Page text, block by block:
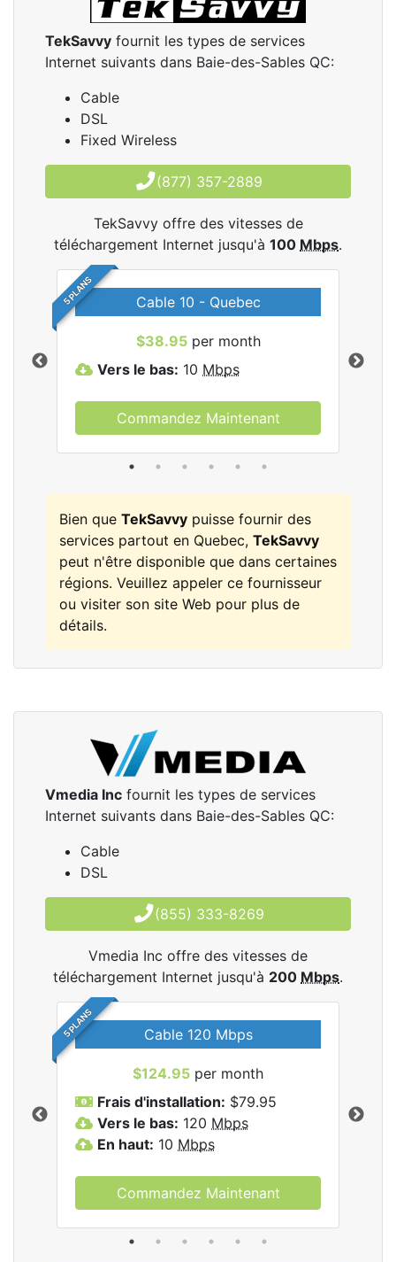
TekSavvy fournit les types de services
Internet suivants dans Baie-des-Sables QC:
Cable
DSL
Fixed Wireless
(877) 357-2889
TekSavvy offre des vitesses de
téléchargement Internet jusqu'à 100 Mbps.
5 PLANS Cable 10 - Quebec
$38.95per month
Vers le bas: 10 Mbps
Commandez Maintenant
Bien que TekSavvy puisse fournir des
services partout en Quebec, TekSavvy
peut n'être disponible que dans certaines
régions. Veuillez appeler ce fournisseur
ou visiter son site Web pour plus de
détails.
Vmedia Inc fournit les types de services
Internet suivants dans Baie-des-Sables QC:
Cable
DSL
(855) 333-8269
Vmedia Inc offre des vitesses de
téléchargement Internet jusqu'à 200 Mbps.
5 PLANS Cable 120 Mbps
$124.95 per month
Frais d'installation: $79.95
Vers le bas: 120 Mbps
En haut: 10 Mbps
Commandez Maintenant